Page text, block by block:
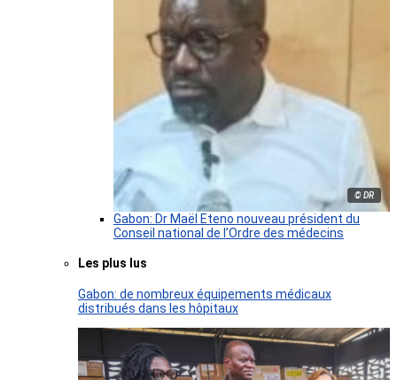
© DR
Gabon: Dr Maël Eteno nouveau président du
Conseil national de l’Ordre des médecins
Les plus lus
Gabon: de nombreux équipements médicaux
distribués dans les hôpitaux